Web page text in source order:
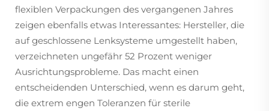
flexiblen Verpackungen des vergangenen Jahres
zeigen ebenfalls etwas Interessantes: Hersteller, die
auf geschlossene Lenksysteme umgestellt haben,
verzeichneten ungefähr 52 Prozent weniger
Ausrichtungsprobleme. Das macht einen
entscheidenden Unterschied, wenn es darum geht,
die extrem engen Toleranzen für sterile